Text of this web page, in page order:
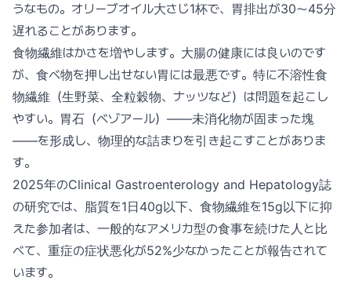
うなもの。オリーブオイル大さじ1杯で、胃排出が30〜45分
遅れることがあります。
食物繊維はかさを増やします。大腸の健康には良いのです
が、食べ物を押し出せない胃には最悪です。特に不溶性食
物繊維（生野菜、全粒穀物、ナッツなど）は問題を起こし
やすい。胃石（ベゾアール）——未消化物が固まった塊
——を形成し、物理的な詰まりを引き起こすことがありま
す。
2025年のClinical Gastroenterology and Hepatology誌
の研究では、脂質を1日40g以下、食物繊維を15g以下に抑
えた参加者は、一般的なアメリカ型の食事を続けた人と比
べて、重症の症状悪化が52%少なかったことが報告されて
います。